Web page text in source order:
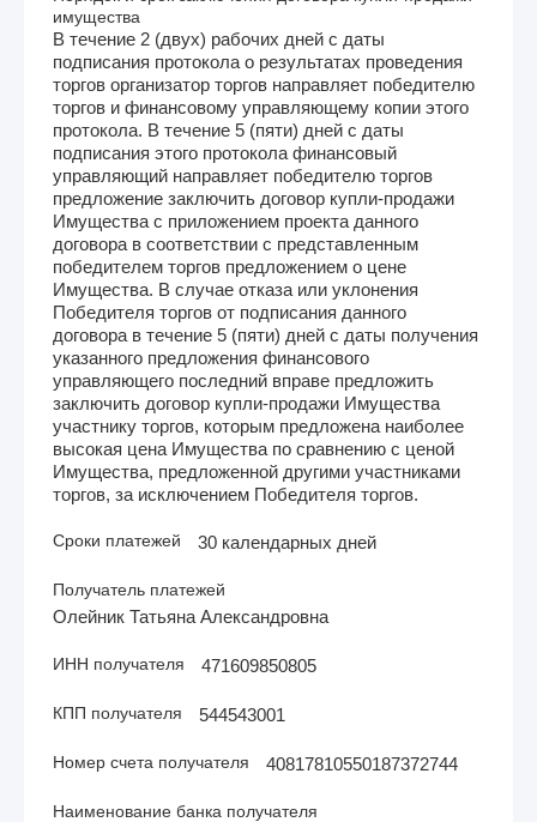
имущества
В течение 2 (двух) рабочих дней с даты
подписания протокола о результатах проведения
торгов организатор торгов направляет победителю
торгов и финансовому управляющему копии этого
протокола. В течение 5 (пяти) дней с даты
подписания этого протокола финансовый
управляющий направляет победителю торгов
предложение заключить договор купли-продажи
Имущества с приложением проекта данного
договора в соответствии с представленным
победителем торгов предложением о цене
Имущества. В случае отказа или уклонения
Победителя торгов от подписания данного
договора в течение 5 (пяти) дней с даты получения
указанного предложения финансового
управляющего последний вправе предложить
заключить договор купли-продажи Имущества
участнику торгов, которым предложена наиболее
высокая цена Имущества по сравнению с ценой
Имущества, предложенной другими участниками
торгов, за исключением Победителя торгов.
Сроки платежей 30 календарных дней
Получатель платежей
Олейник Татьяна Александровна
ИНН получателя 471609850805
КПП получателя 544543001
Номер счета получателя 40817810550187372744
Наименование банка получателя